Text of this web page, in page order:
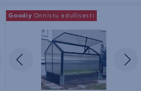
Seuraava
Minikasvihuone lavakaulukselle
Goodiy 80x120cm
Edellinen
Goodiy Onnistu edullisesti